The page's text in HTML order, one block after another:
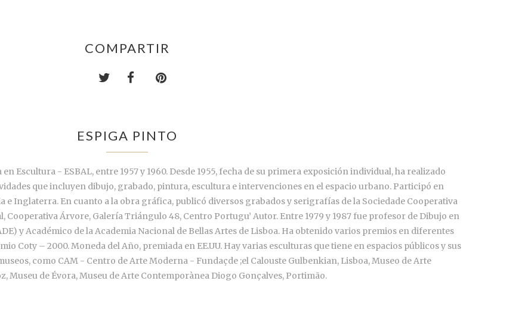
COMPARTIR
ESPIGA PINTO
Escultura - ESBAL, entre 1957 y 1960. Desde 1955, fecha de su primera exposición individual, ha realizado
que incluyen dibujo, grabado, pintura, escultura e intervenciones en el espacio urbano. Participó en
e Inglaterra. En cuanto a la obra gráfica, publicó diversos grabados y serigrafías de la Sociedade Cooperativa
Árvore, Galería Triángulo 48, Centro Portugu’ Autor. Entre 1979 y 1987 fue profesor de Dibujo en
y Académico de la Academia Nacional de Bellas Artes de Lisboa. Ha obtenido varios premios en diferentes
Coty – 2000. Moneda del Año, premiada en EE.UU. Hay varias esculturas que tiene en espacios públicos y sus
como CAM - Centro de Arte Moderna - Fundaçde ;el Calouste Gulbenkian, Lisboa, Museo de Arte
Museu de Évora, Museu de Arte Contemporànea Diogo Gonçalves, Portimão.